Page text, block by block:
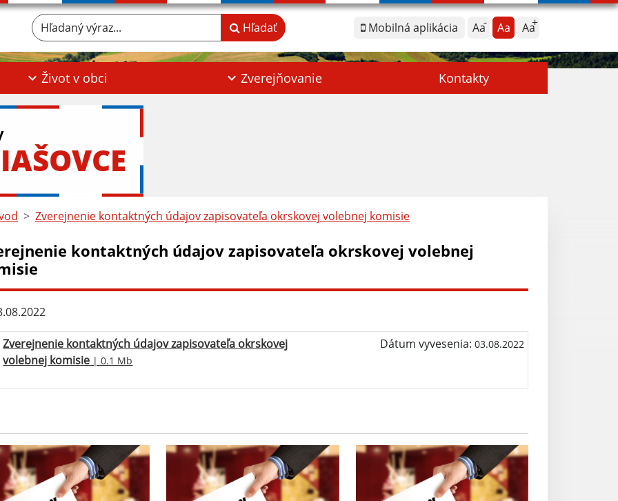
Mobilná aplikácia Aa Aa Aa
Hľadaný výraz... Hľadať
Život v obci Zverejňovanie Kontakty
Zverejnenie kontaktných údajov zapisovateľa okrskovej volebnej komisie
kontaktných údajov zapisovateľa okrskovej volebnej
Zverejnenie kontaktných údajov zapisovateľa okrskovej
volebnej komisie | 0.1 Mb
Dátum vyvesenia: 03.08.2022